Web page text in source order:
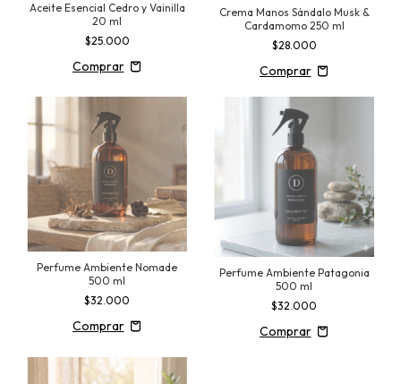
Aceite Esencial Cedro y Vainilla
20 ml
$25.000
Crema Manos Sándalo Musk &
Cardamomo 250 ml
$28.000
Perfume Ambiente Nomade
500 ml
$32.000
Perfume Ambiente Patagonia
500 ml
$32.000